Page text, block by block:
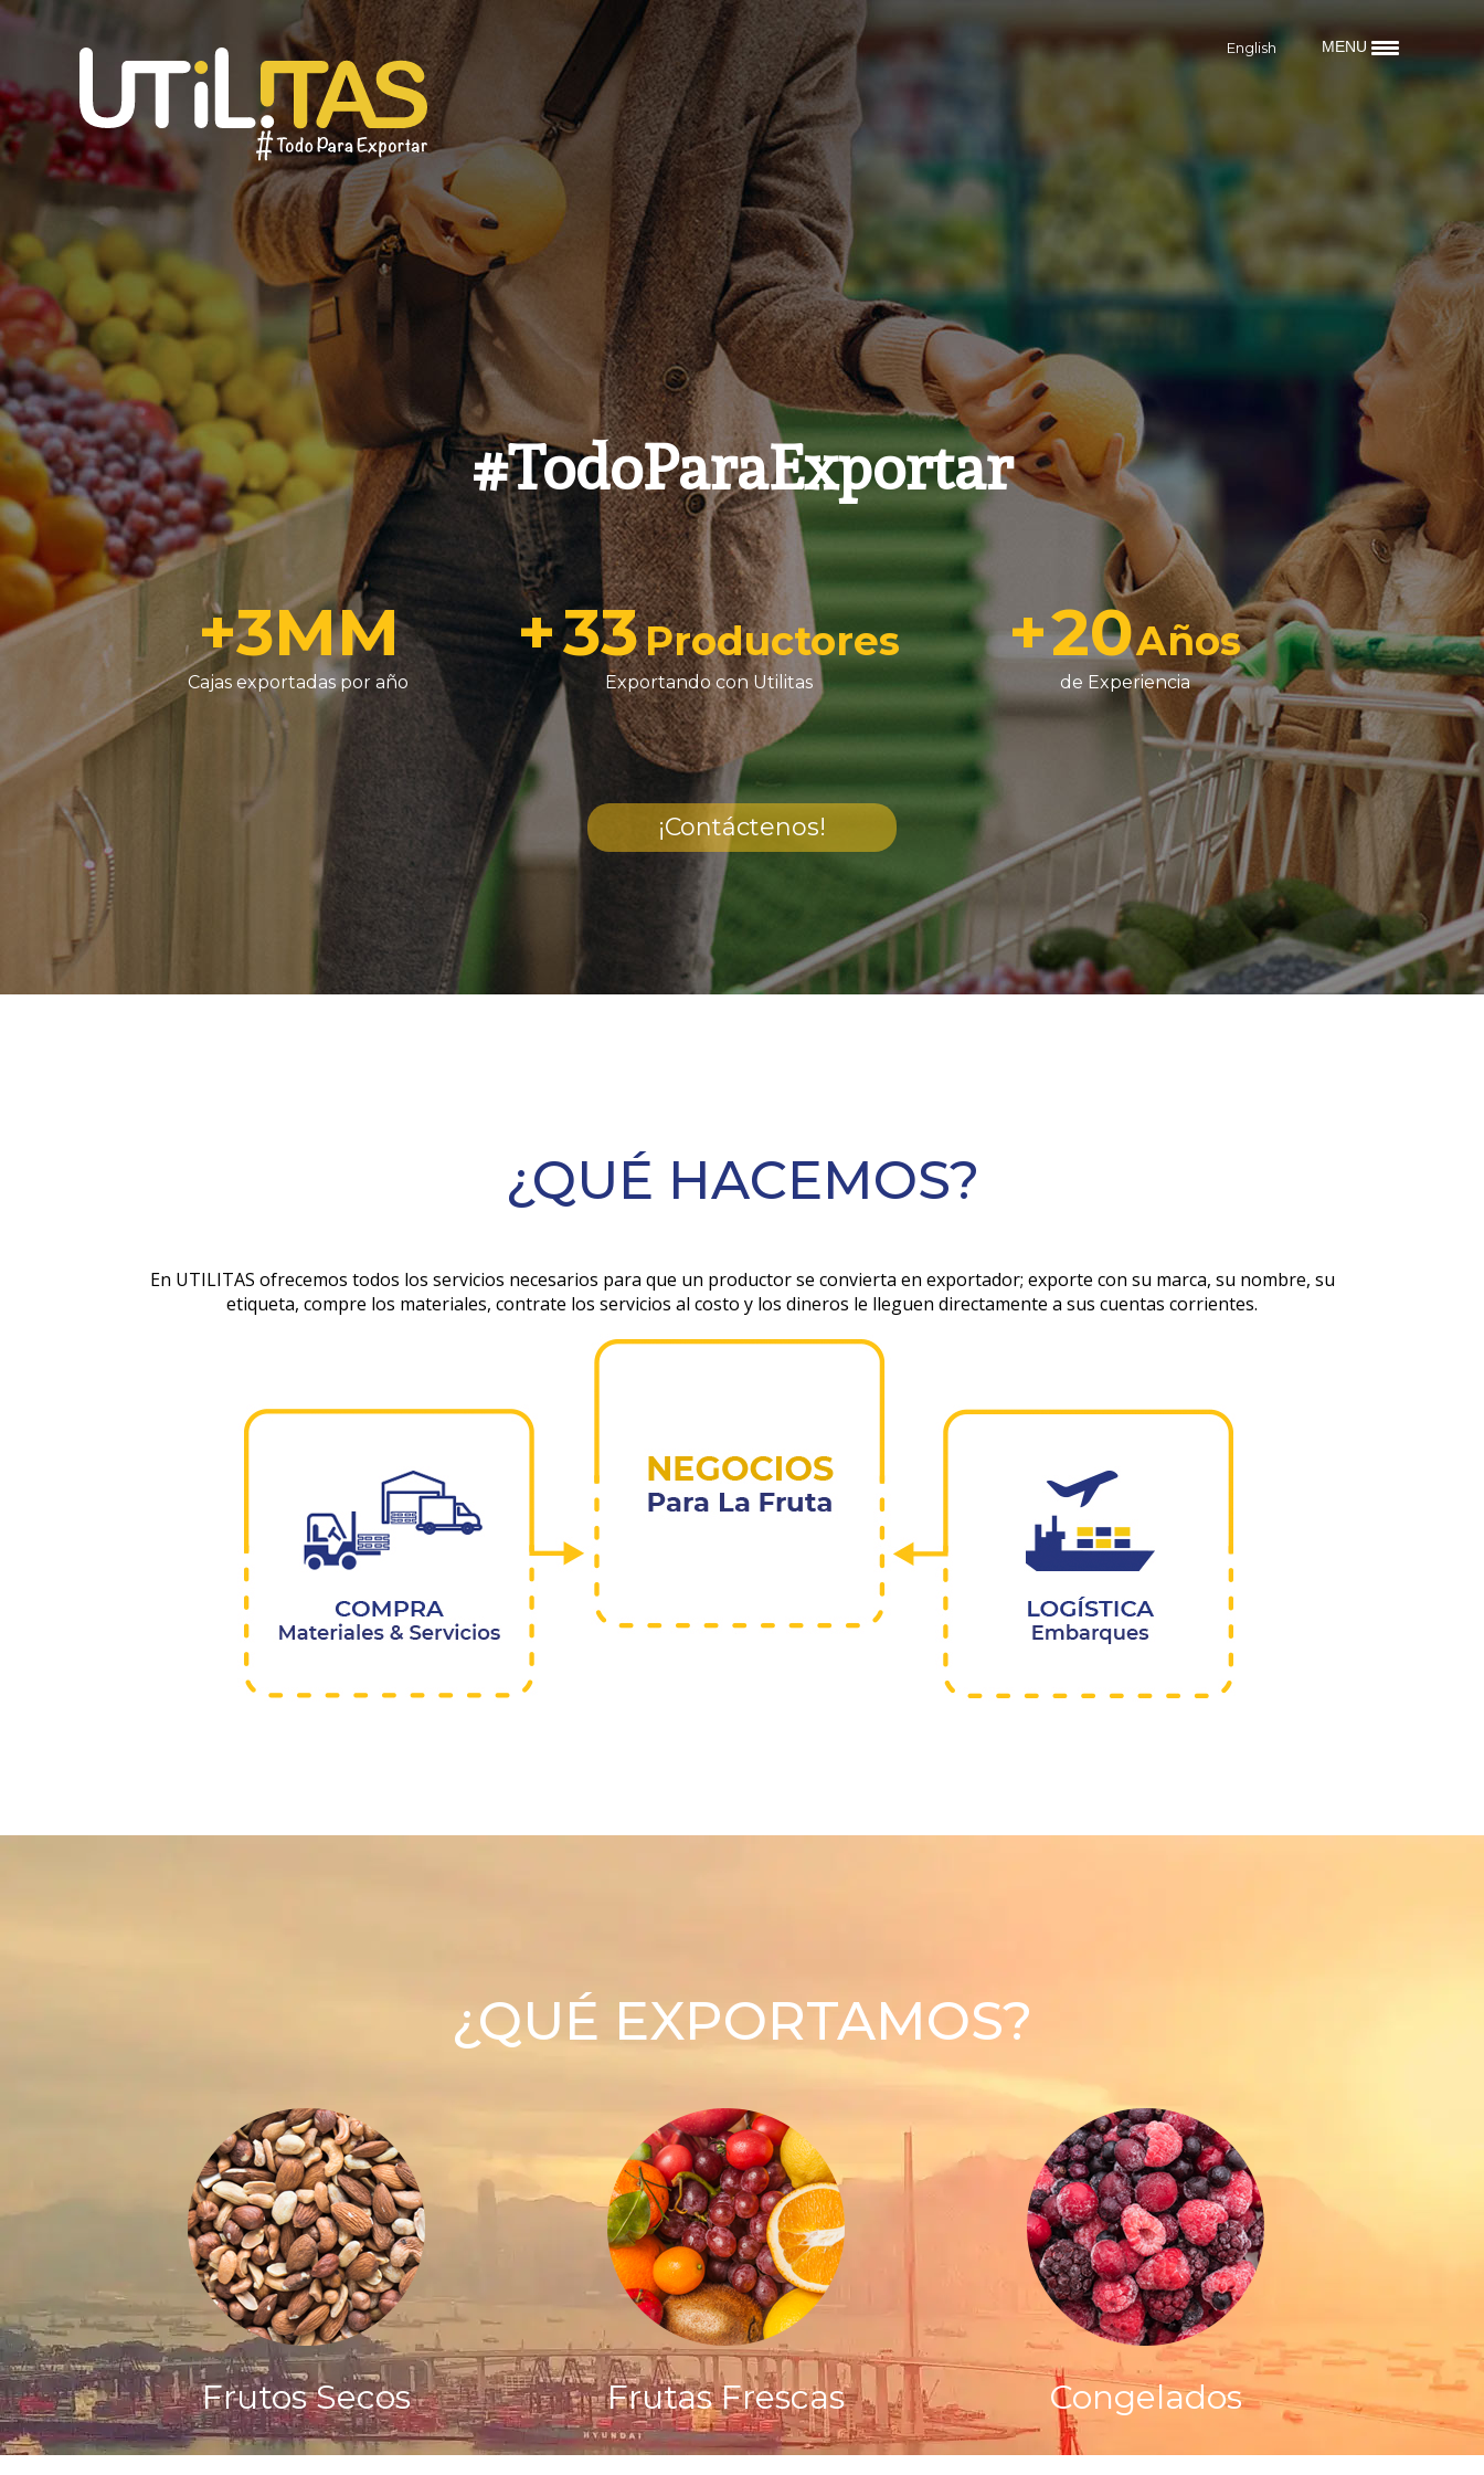
#TodoParaExportar
+3MM
Cajas exportadas por año
+33Productores
Exportando con Utilitas
+20Años
de Experiencia
¡Contáctenos!
¿QUÉ HACEMOS?
En UTILITAS ofrecemos todos los servicios necesarios para que un productor se convierta en exportador; exporte con su marca, su nombre, su
etiqueta, compre los materiales, contrate los servicios al costo y los dineros le lleguen directamente a sus cuentas corrientes.
¿QUÉ EXPORTAMOS?
Frutos Secos Frutas Frescas Congelados
MENU
English